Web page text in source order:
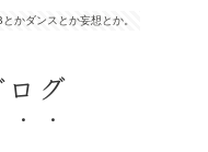
かダンスとか妄想とか。
グ